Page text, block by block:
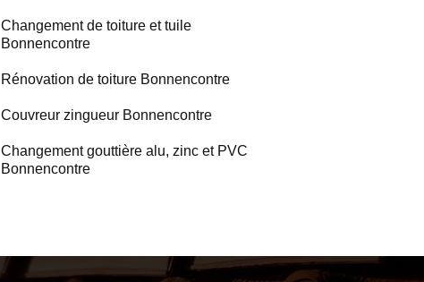
Changement de toiture et tuile
Bonnencontre
Rénovation de toiture Bonnencontre
Couvreur zingueur Bonnencontre
Changement gouttière alu, zinc et PVC
Bonnencontre